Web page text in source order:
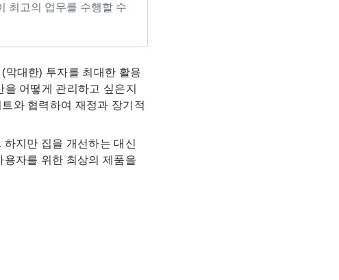
최고의 업무를 수행할 수
막대한) 투자를 최대한 활용
어떻게 관리하고 싶은지
와 협력하여 재정과 장기적
지만 집을 개선하는 대신
자를 위한 최상의 제품을